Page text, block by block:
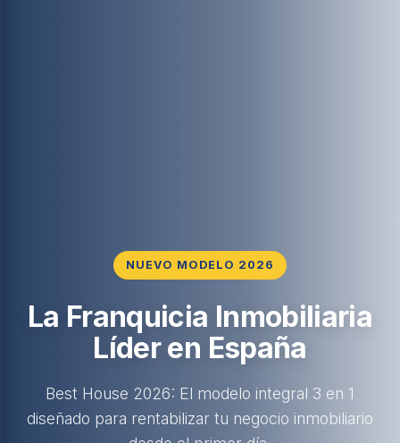
NUEVO MODELO 2026
La Franquicia Inmobiliaria
Líder en España
Best House 2026: El modelo integral 3 en 1
diseñado para rentabilizar tu negocio inmobiliario